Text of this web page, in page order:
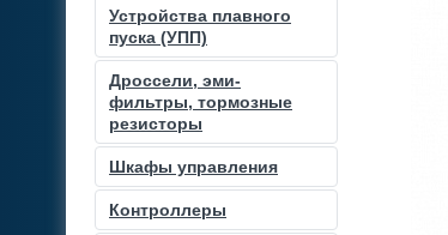
Устройства плавного
пуска (УПП)
Дроссели, эми-
фильтры, тормозные
резисторы
Шкафы управления
Контроллеры